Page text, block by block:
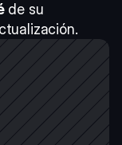
de su